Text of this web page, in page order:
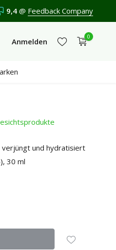
/10 in 3300+ Bewertungen
9,4 @ Feedback Company
Anmelden
0
und hydratisiert
30 ml